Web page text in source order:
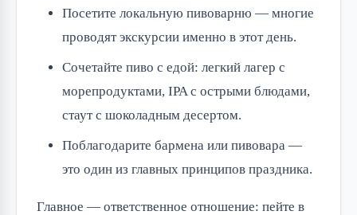
Посетите локальную пивоварню — многие
проводят экскурсии именно в этот день.
Сочетайте пиво с едой: легкий лагер с
морепродуктами, IPA с острыми блюдами,
стаут с шоколадным десертом.
Поблагодарите бармена или пивовара —
это один из главных принципов праздника.
Главное — ответственное отношение: пейте в